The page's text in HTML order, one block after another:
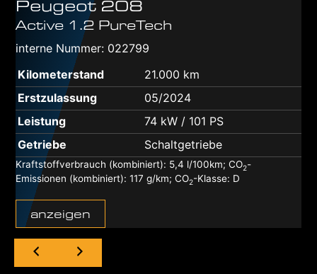
Peugeot 208
Active 1.2 PureTech
interne Nummer: 022799
Kilometerstand
21.000 km
Erstzulassung
05/2024
Leistung
74 kW / 101 PS
Getriebe
Schaltgetriebe
Kraftstoffverbrauch (kombiniert): 5,4 l/100km; CO2-
Emissionen (kombiniert): 117 g/km; CO2-Klasse: D
anzeigen